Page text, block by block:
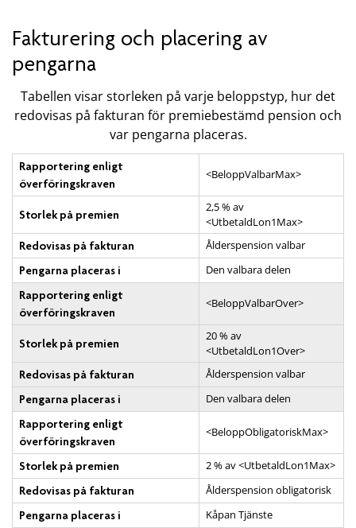
Fakturering och placering av
pengarna
Tabellen visar storleken på varje beloppstyp, hur det
redovisas på fakturan för premiebestämd pension och
var pengarna placeras.
Rapportering enligt
överföringskraven
<BeloppValbarMax>
Storlek på premien
2,5 % av
<UtbetaldLon1Max>
Redovisas på fakturan
Ålderspension valbar
Pengarna placeras i
Den valbara delen
Rapportering enligt
överföringskraven
<BeloppValbarOver>
Storlek på premien
20 % av
<UtbetaldLon1Over>
Redovisas på fakturan
Ålderspension valbar
Pengarna placeras i
Den valbara delen
Rapportering enligt
överföringskraven
<BeloppObligatoriskMax>
Storlek på premien
2 % av <UtbetaldLon1Max>
Redovisas på fakturan
Ålderspension obligatorisk
Pengarna placeras i
Kåpan Tjänste